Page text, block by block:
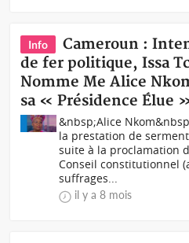
Info
Cameroun :
de fer politique, Issa
Nomme Me Alice
sa « Présidence Élue
&nbsp;Alice
la prestation de
suite à la proclamation
Conseil constitutionnel
suffrages...
il y a 8 mois